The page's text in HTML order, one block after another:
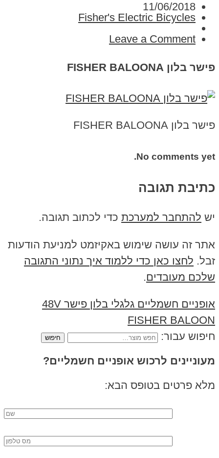
11/06/2018
Fisher's Electric Bicycles
Leave a Comment
פישר בלון FISHER BALOONA
פישר בלון FISHER BALOONA
No comments yet.
כתיבת תגובה
יש להתחבר למערכת כדי לכתוב תגובה.
אתר זה עושה שימוש באקיזמט למניעת הודעות
זבל. לחצו כאן כדי ללמוד איך נתוני התגובה
שלכם מעובדים.
אופניים חשמליים גלגלי בלון פישר 48V
FISHER BALOON
חיפוש עבור:
מעוניינים לרכוש אופניים חשמליים?
מלא פרטים בטופס הבא: